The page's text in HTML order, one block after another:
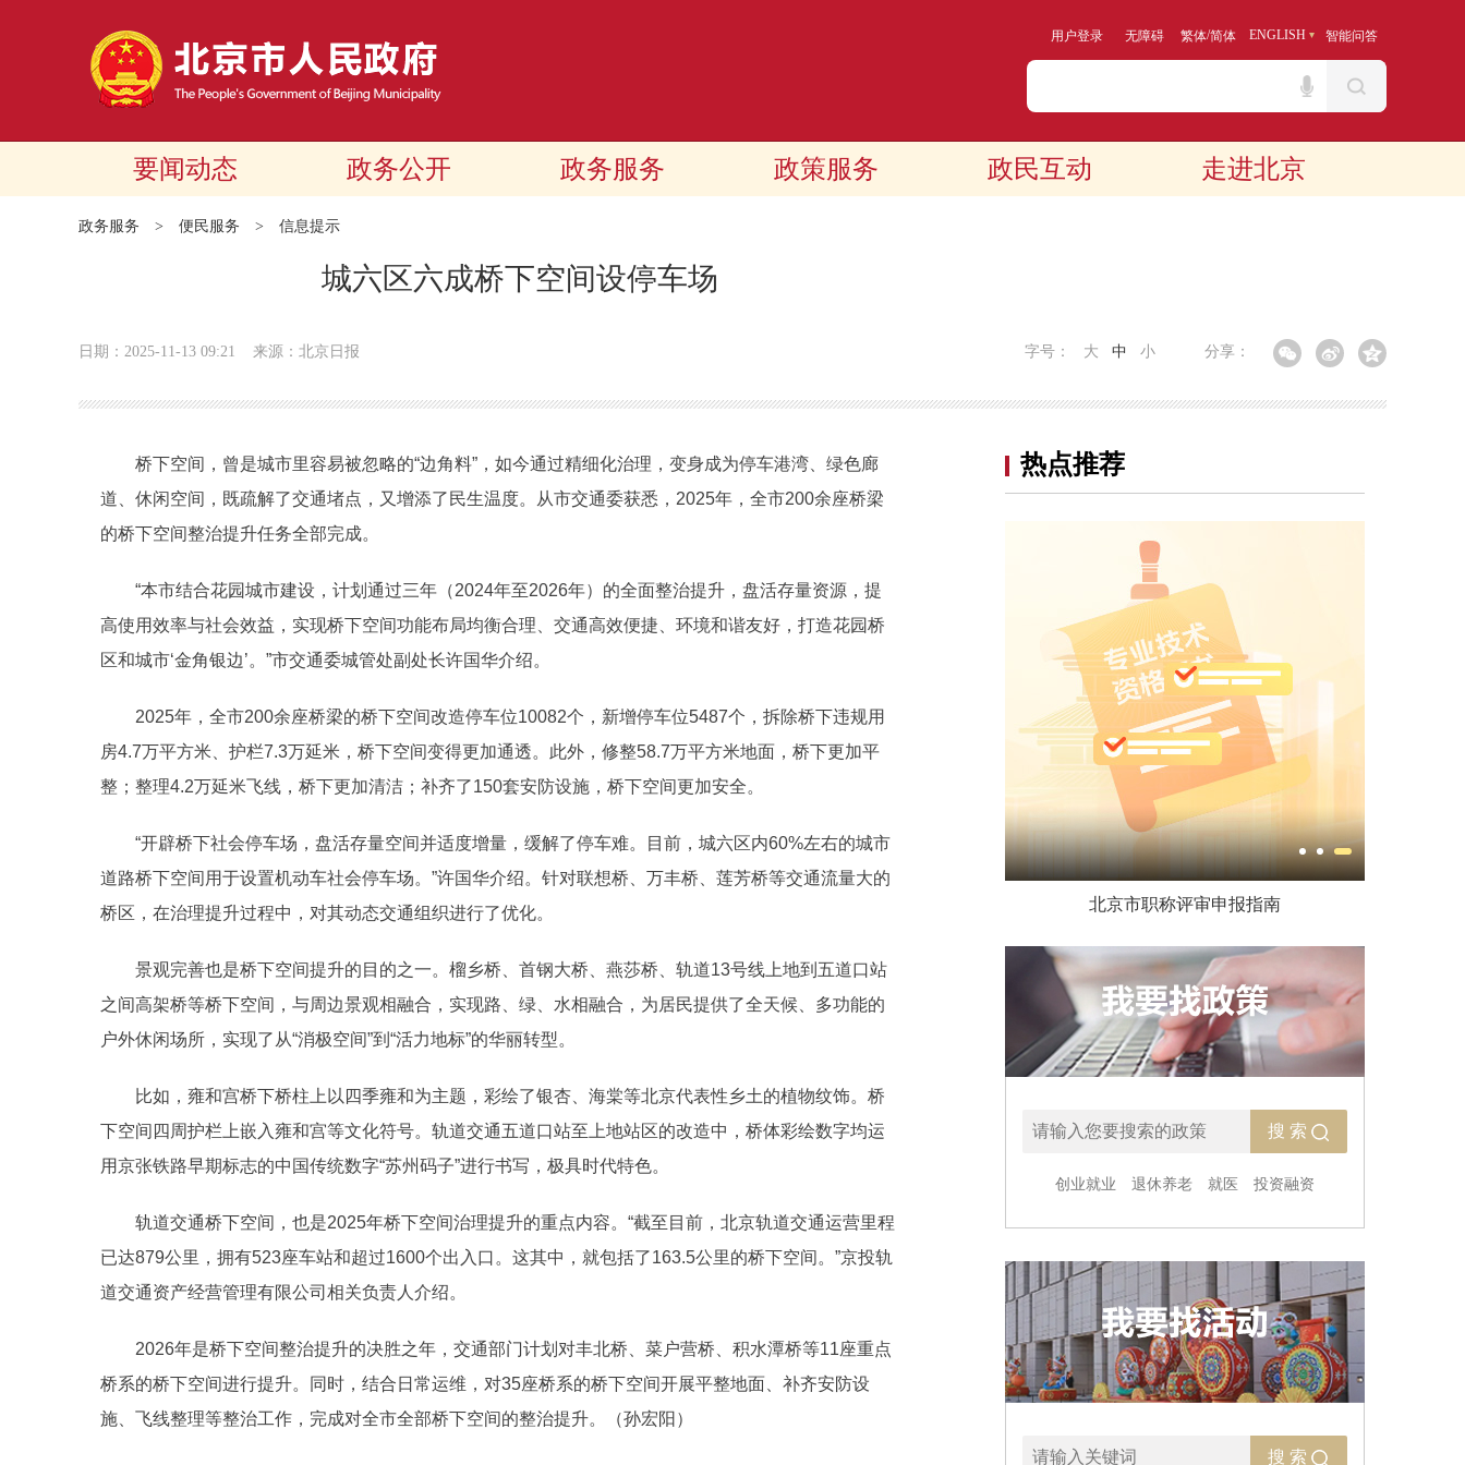
用户登录 无障碍 繁体/简体 ENGLISH 智能问答
要闻动态 政务公开 政务服务 政策服务 政民互动 走进北京
政务服务 > 便民服务 > 信息提示
城六区六成桥下空间设停车场
日期：2025-11-13 09:21 来源：北京日报 分享：
字号： 大 中 小
桥下空间，曾是城市里容易被忽略的“边角料”，如今通过精细化治理，变身成为停车港湾、绿色廊
道、休闲空间，既疏解了交通堵点，又增添了民生温度。从市交通委获悉，2025年，全市200余座桥梁
的桥下空间整治提升任务全部完成。
“本市结合花园城市建设，计划通过三年（2024年至2026年）的全面整治提升，盘活存量资源，提
高使用效率与社会效益，实现桥下空间功能布局均衡合理、交通高效便捷、环境和谐友好，打造花园桥
区和城市‘金角银边’。”市交通委城管处副处长许国华介绍。
2025年，全市200余座桥梁的桥下空间改造停车位10082个，新增停车位5487个，拆除桥下违规用
房4.7万平方米、护栏7.3万延米，桥下空间变得更加通透。此外，修整58.7万平方米地面，桥下更加平
整；整理4.2万延米飞线，桥下更加清洁；补齐了150套安防设施，桥下空间更加安全。
“开辟桥下社会停车场，盘活存量空间并适度增量，缓解了停车难。目前，城六区内60%左右的城市
道路桥下空间用于设置机动车社会停车场。”许国华介绍。针对联想桥、万丰桥、莲芳桥等交通流量大的
桥区，在治理提升过程中，对其动态交通组织进行了优化。
景观完善也是桥下空间提升的目的之一。榴乡桥、首钢大桥、燕莎桥、轨道13号线上地到五道口站
之间高架桥等桥下空间，与周边景观相融合，实现路、绿、水相融合，为居民提供了全天候、多功能的
户外休闲场所，实现了从“消极空间”到“活力地标”的华丽转型。
比如，雍和宫桥下桥柱上以四季雍和为主题，彩绘了银杏、海棠等北京代表性乡土的植物纹饰。桥
下空间四周护栏上嵌入雍和宫等文化符号。轨道交通五道口站至上地站区的改造中，桥体彩绘数字均运
用京张铁路早期标志的中国传统数字“苏州码子”进行书写，极具时代特色。
轨道交通桥下空间，也是2025年桥下空间治理提升的重点内容。“截至目前，北京轨道交通运营里程
已达879公里，拥有523座车站和超过1600个出入口。这其中，就包括了163.5公里的桥下空间。”京投轨
道交通资产经营管理有限公司相关负责人介绍。
2026年是桥下空间整治提升的决胜之年，交通部门计划对丰北桥、菜户营桥、积水潭桥等11座重点
桥系的桥下空间进行提升。同时，结合日常运维，对35座桥系的桥下空间开展平整地面、补齐安防设
施、飞线整理等整治工作，完成对全市全部桥下空间的整治提升。（孙宏阳）
热点推荐